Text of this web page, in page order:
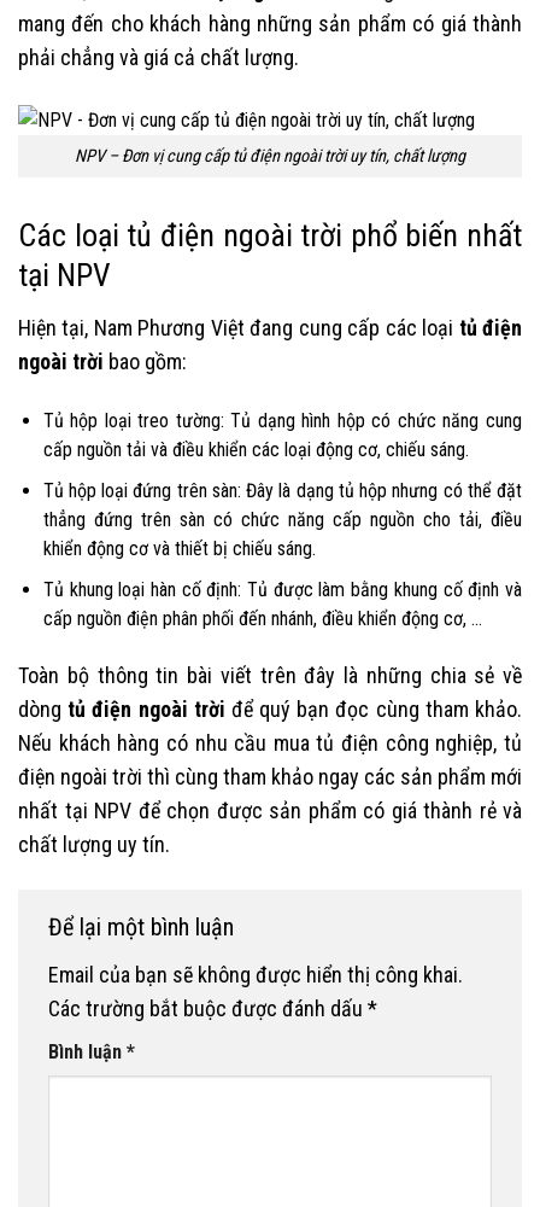
mang đến cho khách hàng những sản phẩm có giá thành
phải chẳng và giá cả chất lượng.
NPV – Đơn vị cung cấp tủ điện ngoài trời uy tín, chất lượng
Các loại tủ điện ngoài trời phổ biến nhất
tại NPV
Hiện tại, Nam Phương Việt đang cung cấp các loại tủ điện
ngoài trời bao gồm:
Tủ hộp loại treo tường: Tủ dạng hình hộp có chức năng cung
cấp nguồn tải và điều khiển các loại động cơ, chiếu sáng.
Tủ hộp loại đứng trên sàn: Đây là dạng tủ hộp nhưng có thể đặt
thẳng đứng trên sàn có chức năng cấp nguồn cho tải, điều
khiển động cơ và thiết bị chiếu sáng.
Tủ khung loại hàn cố định: Tủ được làm bằng khung cố định và
cấp nguồn điện phân phối đến nhánh, điều khiển động cơ, …
Toàn bộ thông tin bài viết trên đây là những chia sẻ về
dòngtủ điện ngoài trời để quý bạn đọc cùng tham khảo.
Nếu khách hàng có nhu cầu mua tủ điện công nghiệp, tủ
điện ngoài trời thì cùng tham khảo ngay các sản phẩm mới
nhất tại NPV để chọn được sản phẩm có giá thành rẻ và
chất lượng uy tín.
Để lại một bình luận
Email của bạn sẽ không được hiển thị công khai.
Các trường bắt buộc được đánh dấu *
Bình luận *